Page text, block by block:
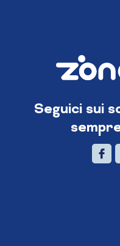
Seguici sui